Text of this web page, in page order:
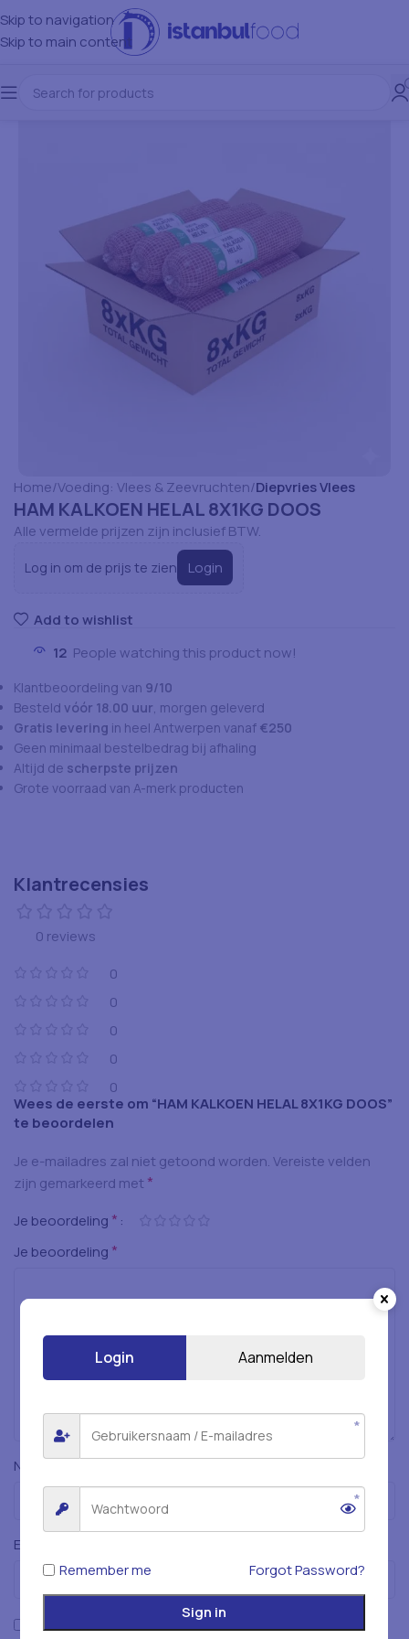
Skip to navigation
Skip to main content
Home Voeding: Vlees & Zeevruchten Diepvries Vlees
HAM KALKOEN HELAL 8X1KG DOOS
Alle vermelde prijzen zijn inclusief BTW.
Log in om de prijs te zien Login
Add to wishlist
12 People watching this product now!
Klantbeoordeling van 9/10
Besteld vóór 18.00 uur, morgen geleverd
Gratis levering in heel Antwerpen vanaf €250
Geen minimaal bestelbedrag bij afhaling
Altijd de scherpste prijzen
Grote voorraad van A-merk producten
Klantrecensies
0 reviews
0
0
0
0
0
Wees de eerste om “HAM KALKOEN HELAL 8X1KG DOOS”
te beoordelen
Je e-mailadres zal niet getoond worden.Vereiste velden
zijn gemarkeerd met *
Je beoordeling *
Je beoordeling *
Naam *
E-mail
Mijn naam, e-mailadres en website opslaan in deze
Login Aanmelden
Remember me Forgot Password?
Sign in